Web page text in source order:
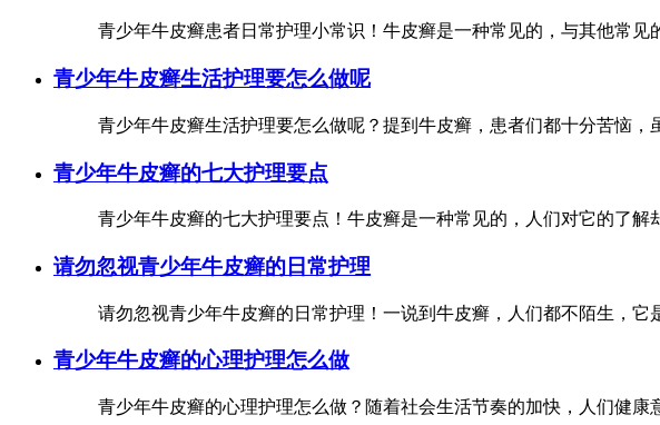
青少年牛皮癣患者日常护理小常识！牛皮癣是一种常见的，与其他常见
青少年牛皮癣生活护理要怎么做呢
青少年牛皮癣生活护理要怎么做呢？提到牛皮癣，患者们都十分苦恼，
青少年牛皮癣的七大护理要点
青少年牛皮癣的七大护理要点！牛皮癣是一种常见的，人们对它的了解
请勿忽视青少年牛皮癣的日常护理
请勿忽视青少年牛皮癣的日常护理！一说到牛皮癣，人们都不陌生，它
青少年牛皮癣的心理护理怎么做
青少年牛皮癣的心理护理怎么做？随着社会生活节奏的加快，人们健康